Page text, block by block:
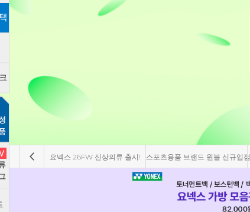
요넥스 26FW 신상의류 출시! 스포츠용품 브랜드 윈블 신규입점